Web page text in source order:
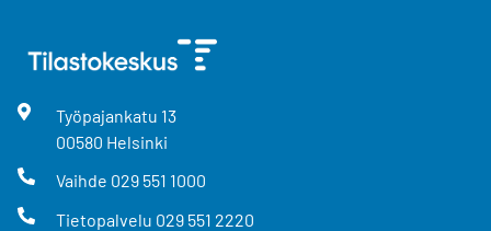
Työpajankatu 13
00580 Helsinki
Vaihde 029 551 1000
Tietopalvelu 029 551 2220